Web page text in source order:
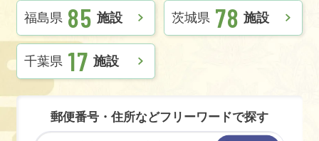
福島県 85 施設 茨城県 78 施設
千葉県 17 施設
郵便番号・住所などフリーワードで探す